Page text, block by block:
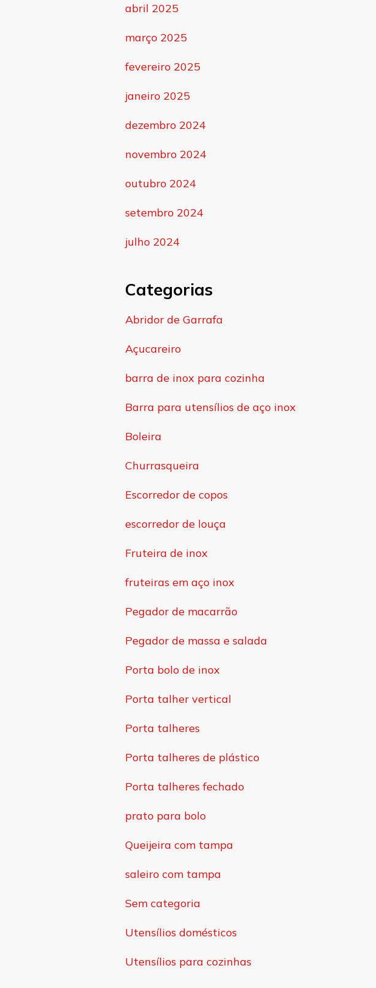
abril 2025
março 2025
fevereiro 2025
janeiro 2025
dezembro 2024
novembro 2024
outubro 2024
setembro 2024
julho 2024
Categorias
Abridor de Garrafa
Açucareiro
barra de inox para cozinha
Barra para utensílios de aço inox
Boleira
Churrasqueira
Escorredor de copos
escorredor de louça
Fruteira de inox
fruteiras em aço inox
Pegador de macarrão
Pegador de massa e salada
Porta bolo de inox
Porta talher vertical
Porta talheres
Porta talheres de plástico
Porta talheres fechado
prato para bolo
Queijeira com tampa
saleiro com tampa
Sem categoria
Utensílios domésticos
Utensílios para cozinhas